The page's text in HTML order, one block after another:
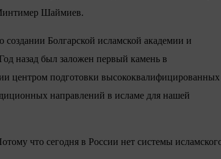
Шаймиев.
Болгарской исламской академии и
назад был заложен первый камень в
центром подготовки высококвалифицированных
направлений в исламе для нашей
что сегодня в России нет системы